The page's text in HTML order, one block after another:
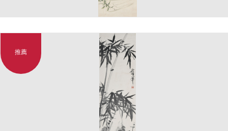
推薦